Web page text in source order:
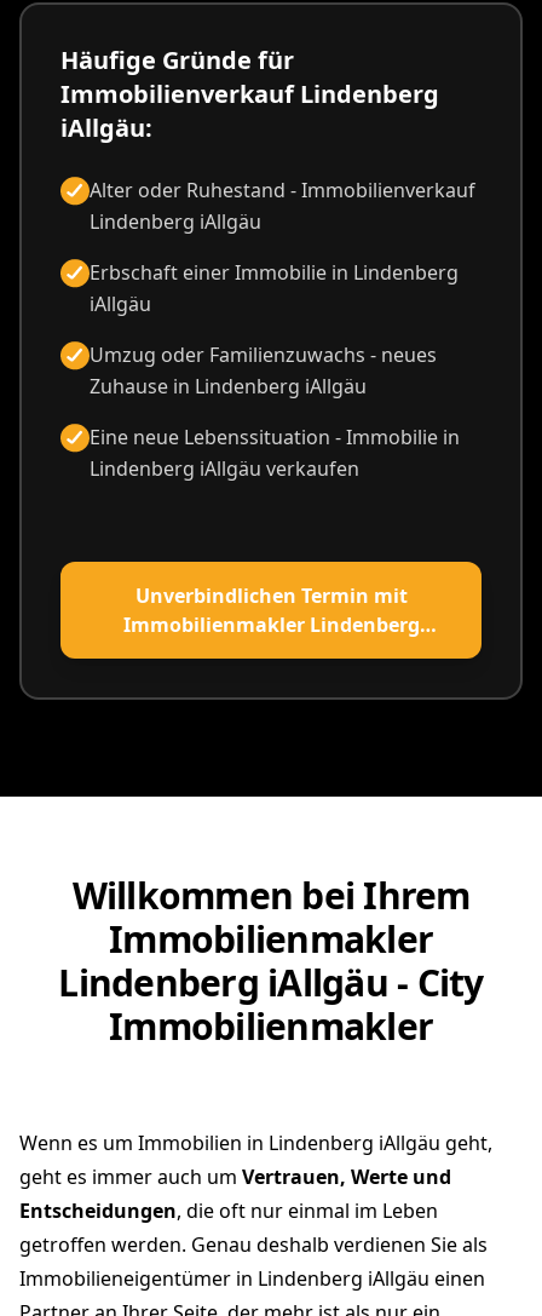
Häufige Gründe für
Immobilienverkauf Lindenberg
iAllgäu:
Alter oder Ruhestand - Immobilienverkauf
Lindenberg iAllgäu
Erbschaft einer Immobilie in Lindenberg
iAllgäu
Umzug oder Familienzuwachs - neues
Zuhause in Lindenberg iAllgäu
Eine neue Lebenssituation - Immobilie in
Lindenberg iAllgäu verkaufen
Unverbindlichen Termin mit
Immobilienmakler Lindenberg
iAllgäu vereinbaren
Willkommen bei Ihrem
Immobilienmakler
Lindenberg iAllgäu - City
Immobilienmakler
Wenn es um Immobilien in Lindenberg iAllgäu geht,
geht es immer auch um Vertrauen, Werte und
Entscheidungen, die oft nur einmal im Leben
getroffen werden. Genau deshalb verdienen Sie als
Immobilieneigentümer in Lindenberg iAllgäu einen